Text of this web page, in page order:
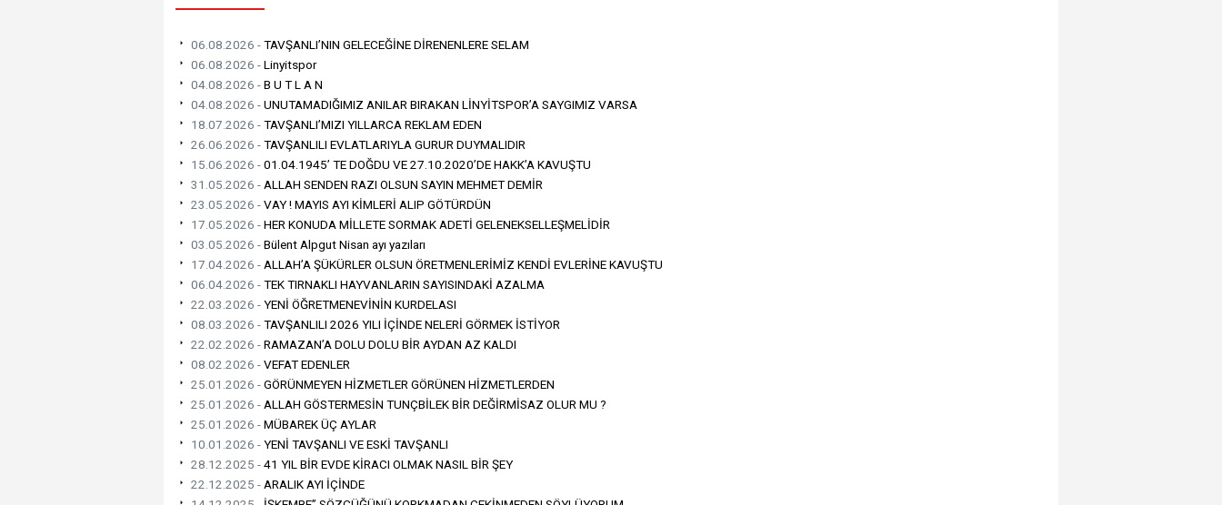
06.08.2026 -TAVŞANLI’NIN GELECEĞİNE DİRENENLERE SELAM
06.08.2026 -Linyitspor
04.08.2026 -B U T L A N
04.08.2026 -UNUTAMADIĞIMIZ ANILAR BIRAKAN LİNYİTSPOR’A SAYGIMIZ VARSA
18.07.2026 -TAVŞANLI’MIZI YILLARCA REKLAM EDEN
26.06.2026 -TAVŞANLILI EVLATLARIYLA GURUR DUYMALIDIR
15.06.2026 -01.04.1945’ TE DOĞDU VE 27.10.2020’DE HAKK’A KAVUŞTU
31.05.2026 - ALLAH SENDEN RAZI OLSUN SAYIN MEHMET DEMİR
23.05.2026 -VAY ! MAYIS AYI KİMLERİ ALIP GÖTÜRDÜN
17.05.2026 -HER KONUDA MİLLETE SORMAK ADETİ GELENEKSELLEŞMELİDİR
03.05.2026 -Bülent Alpgut Nisan ayı yazıları
17.04.2026 - ALLAH’A ŞÜKÜRLER OLSUN ÖRETMENLERİMİZ KENDİ EVLERİNE KAVUŞTU
06.04.2026 -TEK TIRNAKLI HAYVANLARIN SAYISINDAKİ AZALMA
22.03.2026 -YENİ ÖĞRETMENEVİNİN KURDELASI
08.03.2026 -TAVŞANLILI 2026 YILI İÇİNDE NELERİ GÖRMEK İSTİYOR
22.02.2026 -RAMAZAN’A DOLU DOLU BİR AYDAN AZ KALDI
08.02.2026 -VEFAT EDENLER
25.01.2026 -GÖRÜNMEYEN HİZMETLER GÖRÜNEN HİZMETLERDEN
25.01.2026 - ALLAH GÖSTERMESİN TUNÇBİLEK BİR DEĞİRMİSAZ OLUR MU ?
25.01.2026 -MÜBAREK ÜÇ AYLAR
10.01.2026 -YENİ TAVŞANLI VE ESKİ TAVŞANLI
28.12.2025 -41 YIL BİR EVDE KİRACI OLMAK NASIL BİR ŞEY
22.12.2025 - ARALIK AYI İÇİNDE